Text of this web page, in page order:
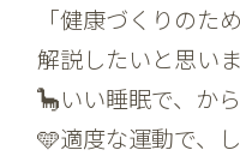
「健康づくりのた
解説したいと思い
🦕いい睡眠で、か
🩵適度な運動で、